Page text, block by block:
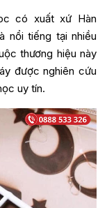
có xuất xứ Hàn
nổi tiếng tại nhiều
thương hiệu này
được nghiên cứu
uy tín.